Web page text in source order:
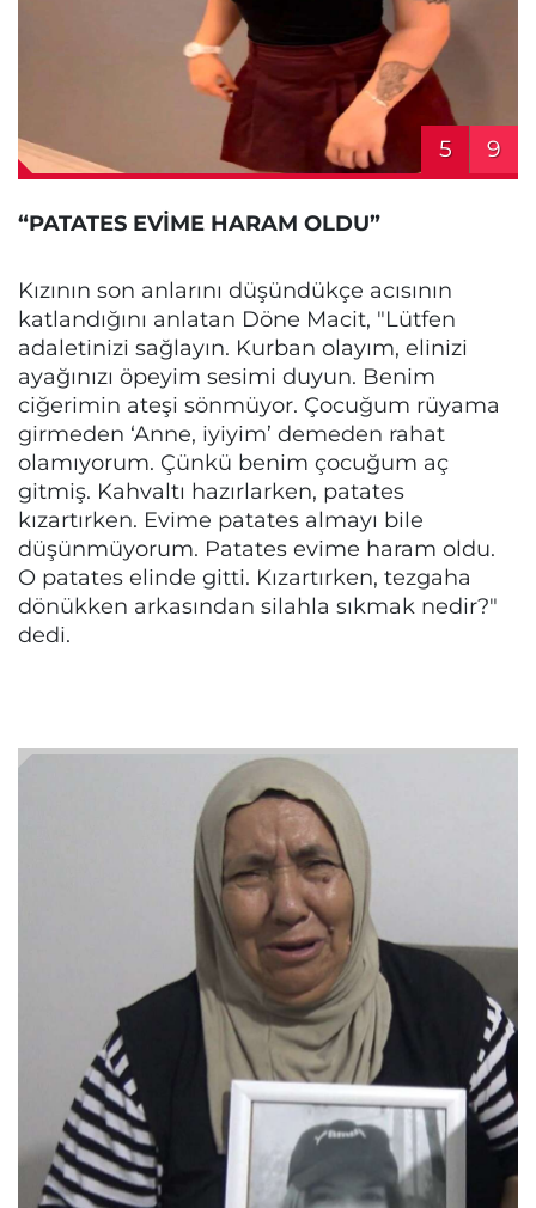
5 9
“PATATES EVİME HARAM OLDU”
Kızının son anlarını düşündükçe acısının
katlandığını anlatan Döne Macit, "Lütfen
adaletinizi sağlayın. Kurban olayım, elinizi
ayağınızı öpeyim sesimi duyun. Benim
ciğerimin ateşi sönmüyor. Çocuğum rüyama
girmeden ‘Anne, iyiyim’ demeden rahat
olamıyorum. Çünkü benim çocuğum aç
gitmiş. Kahvaltı hazırlarken, patates
kızartırken. Evime patates almayı bile
düşünmüyorum. Patates evime haram oldu.
O patates elinde gitti. Kızartırken, tezgaha
dönükken arkasından silahla sıkmak nedir?"
dedi.